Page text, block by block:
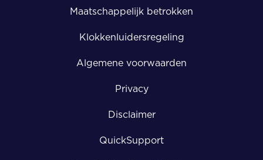
Maatschappelijk betrokken
Klokkenluidersregeling
Algemene voorwaarden
Privacy
Disclaimer
QuickSupport